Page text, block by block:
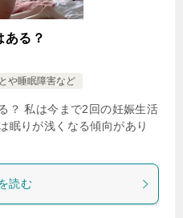
ある？
や睡眠障害など
？ 私は今まで2回の妊娠生活
眠りが浅くなる傾向があり
読む